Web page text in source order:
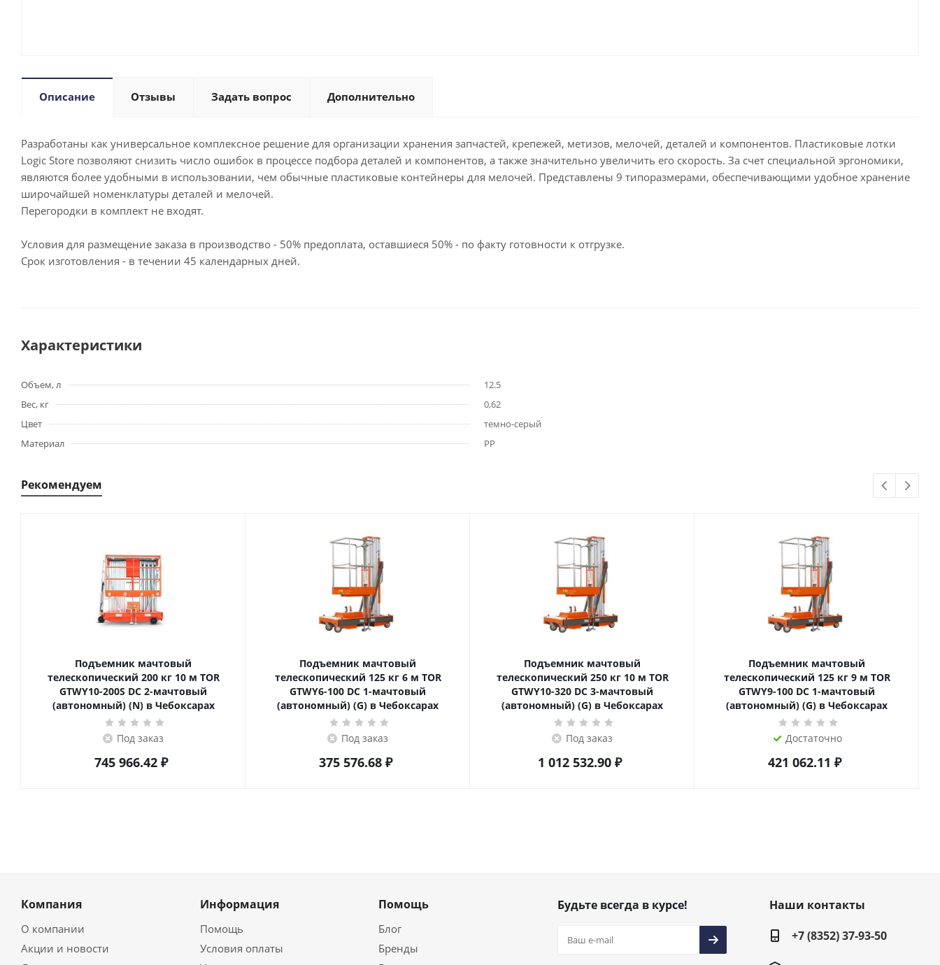
Описание Отзывы Задать вопрос Дополнительно
Разработаны как универсальное комплексное решение для организации хранения запчастей, крепежей, метизов, мелочей, деталей и компонентов. Пластиковые лотки
Logic Store позволяют снизить число ошибок в процессе подбора деталей и компонентов, а также значительно увеличить его скорость. За счет специальной эргономики,
являются более удобными в использовании, чем обычные пластиковые контейнеры для мелочей. Представлены 9 типоразмерами, обеспечивающими удобное хранение
широчайшей номенклатуры деталей и мелочей.
Перегородки в комплект не входят.
Условия для размещение заказа в производство - 50% предоплата, оставшиеся 50% - по факту готовности к отгрузке.
Срок изготовления - в течении 45 календарных дней.
Характеристики
Объем, л
12.5
Вес, кг
0,62
Цвет
темно-серый
Материал
РР
Рекомендуем
Подъемник мачтовый
телескопический 200 кг 10 м TOR
GTWY10-200S DC 2-мачтовый
(автономный) (N) в Чебоксарах
Под заказ
745 966.42₽
Подъемник мачтовый
телескопический 125 кг 6 м TOR
GTWY6-100 DC 1-мачтовый
(автономный) (G) в Чебоксарах
Под заказ
375 576.68₽
Подъемник мачтовый
телескопический 250 кг 10 м TOR
GTWY10-320 DC 3-мачтовый
(автономный) (G) в Чебоксарах
Под заказ
1 012 532.90 ₽
Подъемник мачтовый
телескопический 125 кг 9 м TOR
GTWY9-100 DC 1-мачтовый
(автономный) (G) в Чебоксарах
Достаточно
421 062.11 ₽
Компания
О компании
Акции и новости
Информация
Помощь
Условия оплаты
Помощь
Блог
Бренды
Будьте всегда в курсе!
Наши контакты
+7 (8352) 37-93-50